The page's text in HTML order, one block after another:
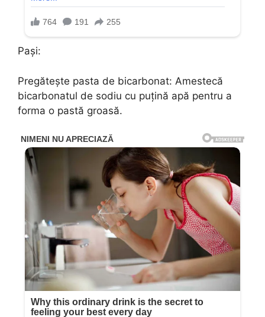
Pași:
Pregătește pasta de bicarbonat: Amestecă
bicarbonatul de sodiu cu puțină apă pentru a
forma o pastă groasă.